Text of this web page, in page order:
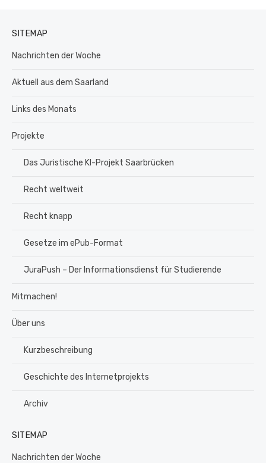
SITEMAP
Nachrichten der Woche
Aktuell aus dem Saarland
Links des Monats
Projekte
Das Juristische KI-Projekt Saarbrücken
Recht weltweit
Recht knapp
Gesetze im ePub-Format
JuraPush – Der Informationsdienst für Studierende
Mitmachen!
Über uns
Kurzbeschreibung
Geschichte des Internetprojekts
Archiv
SITEMAP
Nachrichten der Woche